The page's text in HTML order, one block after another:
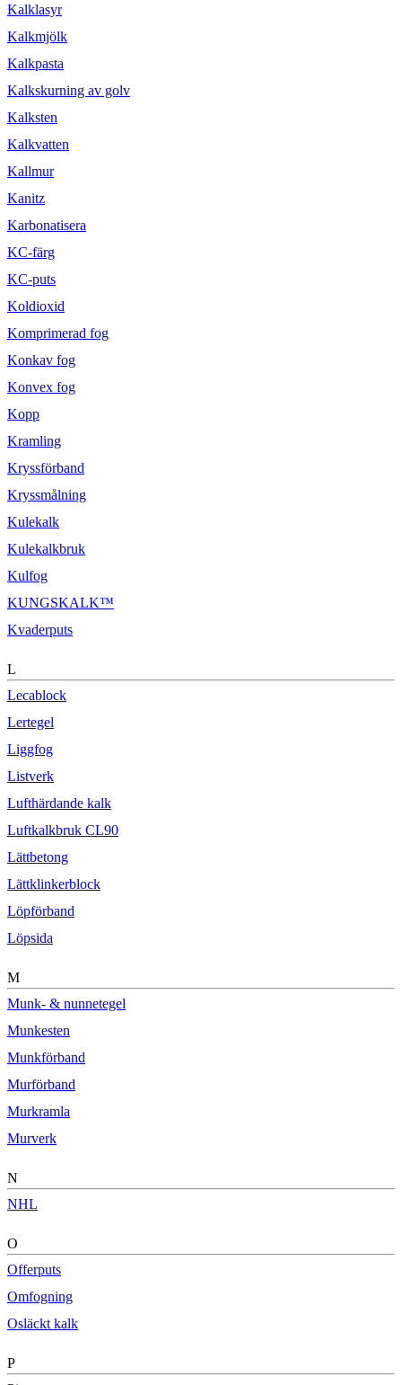
Kalklasyr
Kalkmjölk
Kalkpasta
Kalkskurning av golv
Kalksten
Kalkvatten
Kallmur
Kanitz
Karbonatisera
KC-färg
KC-puts
Koldioxid
Komprimerad fog
Konkav fog
Konvex fog
Kopp
Kramling
Kryssförband
Kryssmålning
Kulekalk
Kulekalkbruk
Kulfog
KUNGSKALK™
Kvaderputs
L
Lecablock
Lertegel
Liggfog
Listverk
Lufthärdande kalk
Luftkalkbruk CL90
Lättbetong
Lättklinkerblock
Löpförband
Löpsida
M
Munk- & nunnetegel
Munkesten
Munkförband
Murförband
Murkramla
Murverk
N
NHL
O
Offerputs
Omfogning
Osläckt kalk
P